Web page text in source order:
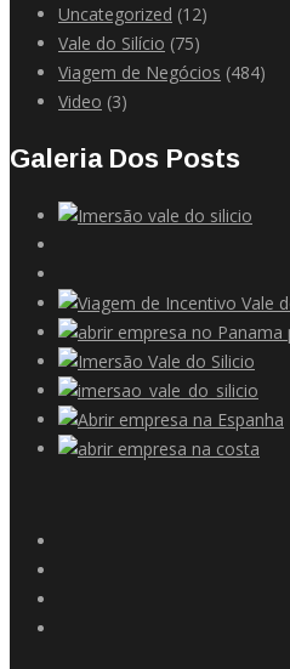
Uncategorized (12)
Vale do Silício (75)
Viagem de Negócios (484)
Video (3)
Galeria Dos Posts